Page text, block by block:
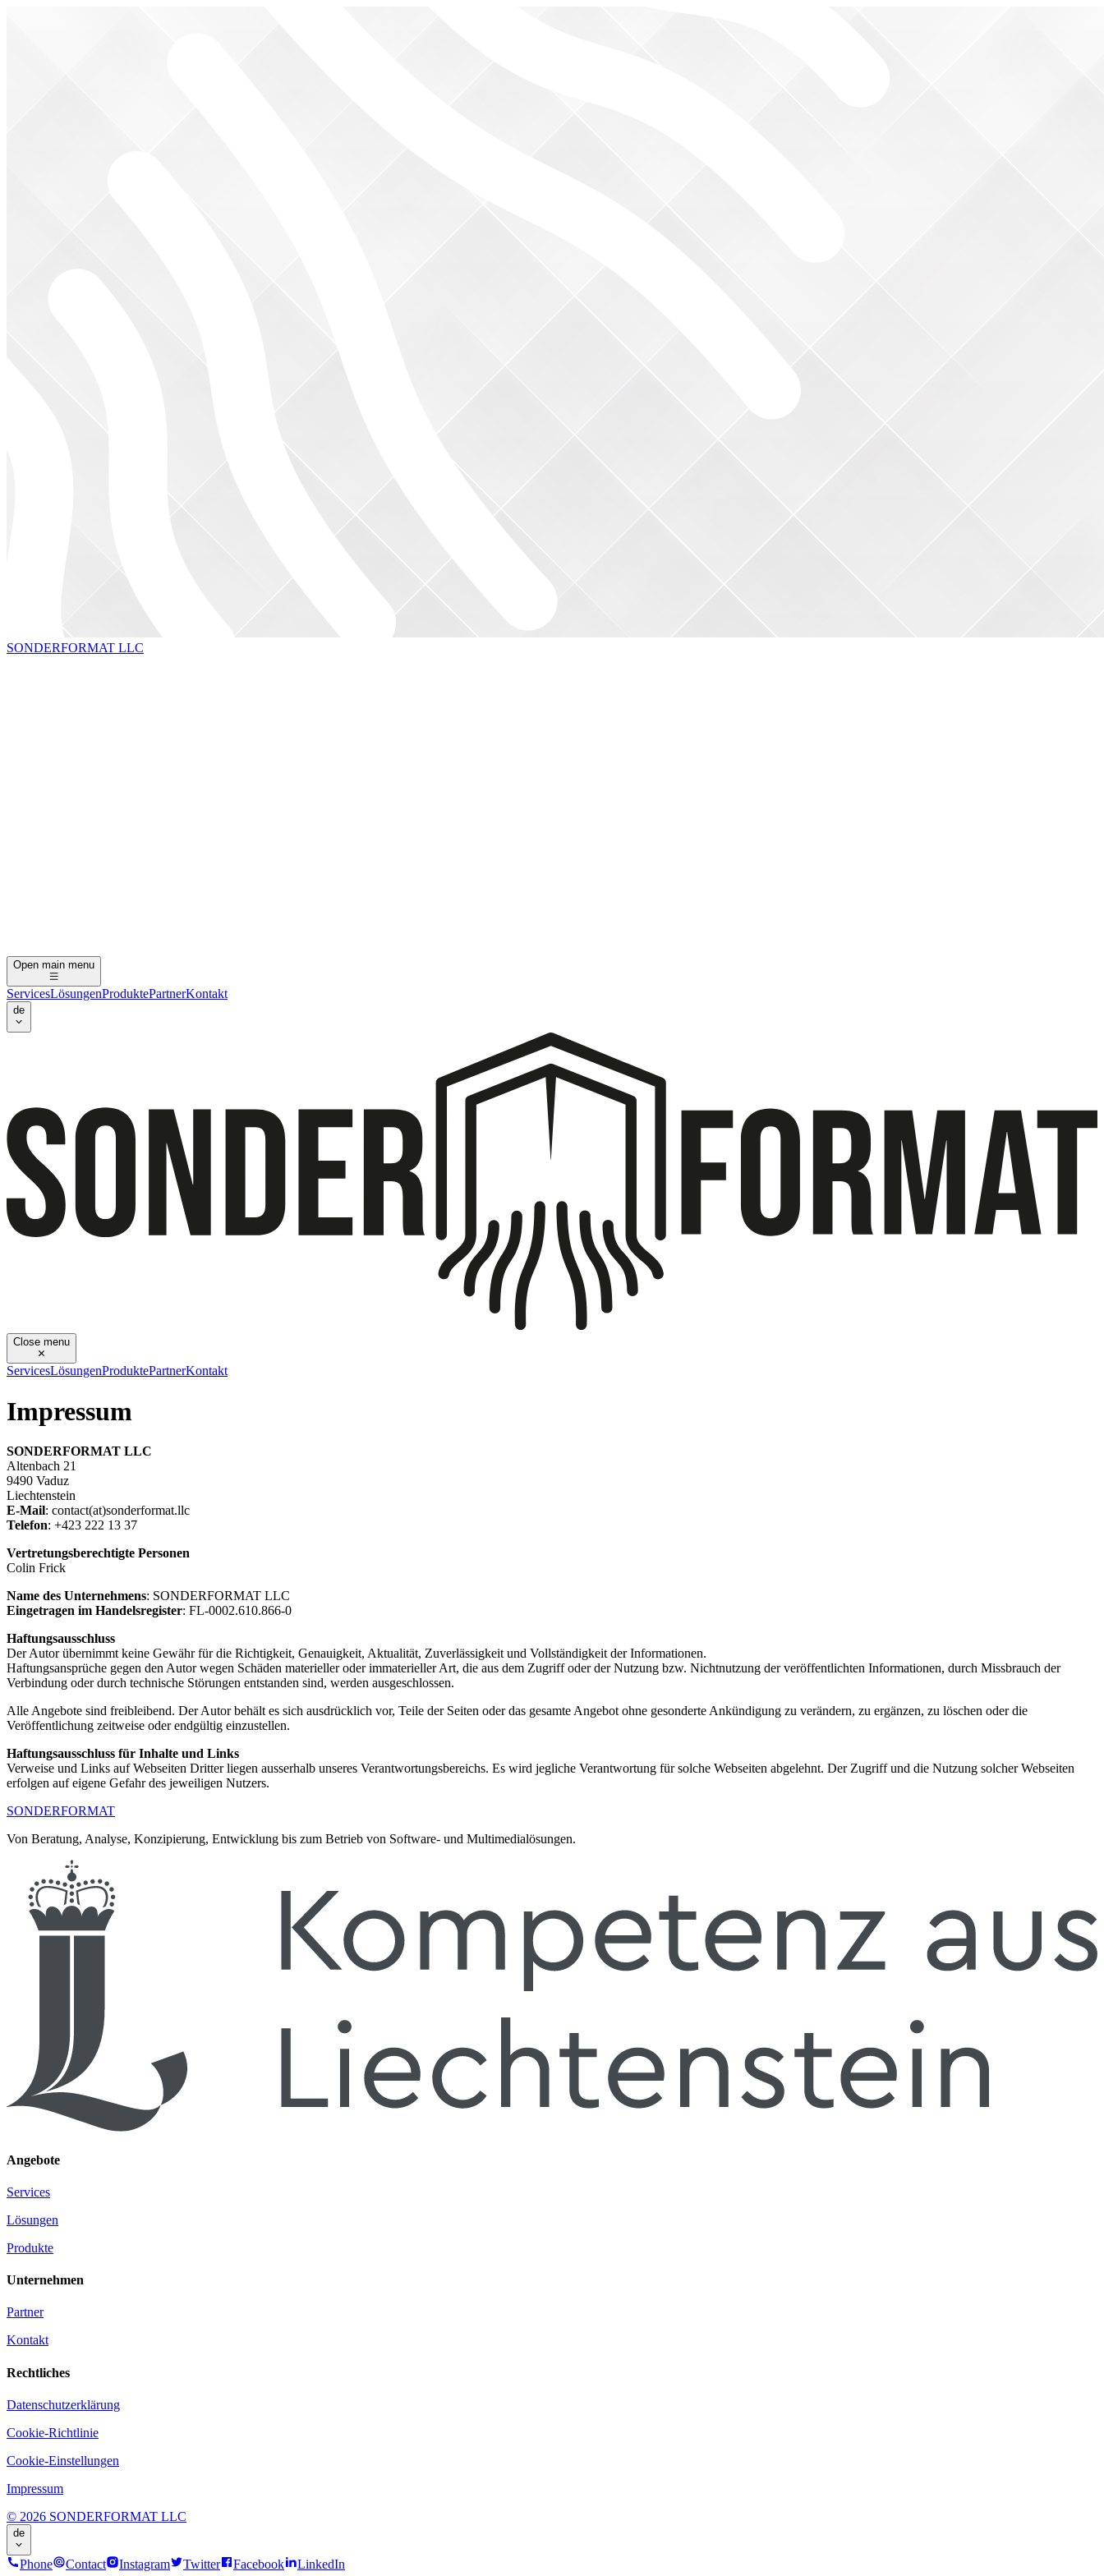
SONDERFORMAT LLC
Open main menu
ServicesLösungenProduktePartnerKontakt
de
Close menu
ServicesLösungenProduktePartnerKontakt
Impressum
SONDERFORMAT LLC
Altenbach 21
9490 Vaduz
Liechtenstein
E-Mail: contact(at)sonderformat.llc
Telefon: +423 222 13 37
Vertretungsberechtigte Personen
Colin Frick
Name des Unternehmens: SONDERFORMAT LLC
Eingetragen im Handelsregister: FL-0002.610.866-0
Haftungsausschluss
Der Autor übernimmt keine Gewähr für die Richtigkeit, Genauigkeit, Aktualität, Zuverlässigkeit und Vollständigkeit der Informationen.
Haftungsansprüche gegen den Autor wegen Schäden materieller oder immaterieller Art, die aus dem Zugriff oder der Nutzung bzw. Nichtnutzung der veröffentlichten Informationen, durch Missbrauch der
Verbindung oder durch technische Störungen entstanden sind, werden ausgeschlossen.
Alle Angebote sind freibleibend. Der Autor behält es sich ausdrücklich vor, Teile der Seiten oder das gesamte Angebot ohne gesonderte Ankündigung zu verändern, zu ergänzen, zu löschen oder die
Veröffentlichung zeitweise oder endgültig einzustellen.
Haftungsausschluss für Inhalte und Links
Verweise und Links auf Webseiten Dritter liegen ausserhalb unseres Verantwortungsbereichs. Es wird jegliche Verantwortung für solche Webseiten abgelehnt. Der Zugriff und die Nutzung solcher Webseiten
erfolgen auf eigene Gefahr des jeweiligen Nutzers.
SONDERFORMAT
Von Beratung, Analyse, Konzipierung, Entwicklung bis zum Betrieb von Software- und Multimedialösungen.
Angebote
Services
Lösungen
Produkte
Unternehmen
Partner
Kontakt
Rechtliches
Datenschutzerklärung
Cookie-Richtlinie
Cookie-Einstellungen
Impressum
© 2026 SONDERFORMAT LLC
de
Phone Contact Instagram Twitter Facebook LinkedIn